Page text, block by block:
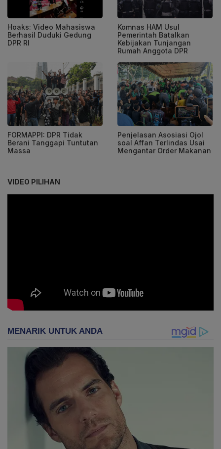
Hoaks: Video Mahasiswa
Berhasil Duduki Gedung
DPR RI
Komnas HAM Usul
Pemerintah Batalkan
Kebijakan Tunjangan
Rumah Anggota DPR
FORMAPPI: DPR Tidak
Berani Tanggapi Tuntutan
Massa
Penjelasan Asosiasi Ojol
soal Affan Terlindas Usai
Mengantar Order Makanan
VIDEO PILIHAN